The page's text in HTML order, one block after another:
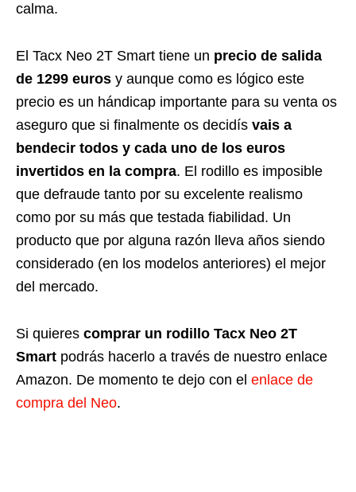
calma.
El Tacx Neo 2T Smart tiene un precio de salida
de 1299 euros y aunque como es lógico este
precio es un hándicap importante para su venta os
aseguro que si finalmente os decidís vais a
bendecir todos y cada uno de los euros
invertidos en la compra. El rodillo es imposible
que defraude tanto por su excelente realismo
como por su más que testada fiabilidad. Un
producto que por alguna razón lleva años siendo
considerado (en los modelos anteriores) el mejor
del mercado.
Si quieres comprar un rodillo Tacx Neo 2T
Smart podrás hacerlo a través de nuestro enlace
Amazon. De momento te dejo con el enlace de
compra del Neo.